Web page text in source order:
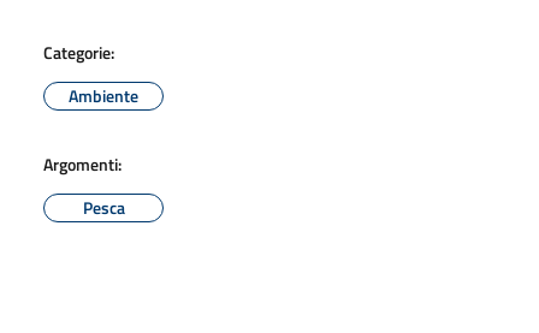
Categorie:
Ambiente
Argomenti:
Pesca